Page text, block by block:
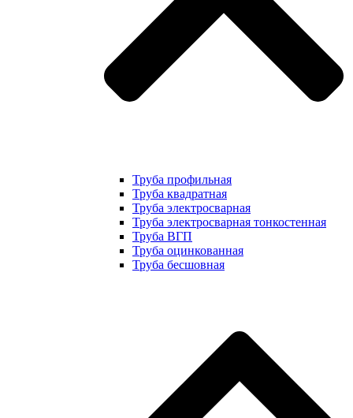
Труба профильная
Труба квадратная
Труба электросварная
Труба электросварная тонкостенная
Труба ВГП
Труба оцинкованная
Труба бесшовная